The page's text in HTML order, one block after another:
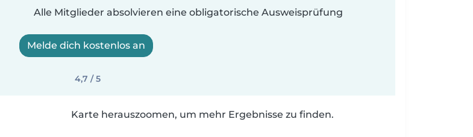
Alle Mitglieder absolvieren eine obligatorische Ausweisprüfung
Melde dich kostenlos an
4,7 / 5
Karte herauszoomen, um mehr Ergebnisse zu finden.